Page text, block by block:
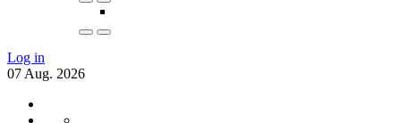
Log in
07 Aug. 2026